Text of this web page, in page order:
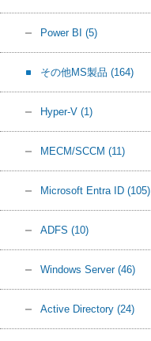
Power BI (5)
その他MS製品 (164)
Hyper-V (1)
MECM/SCCM (11)
Microsoft Entra ID (105)
ADFS (10)
Windows Server (46)
Active Directory (24)